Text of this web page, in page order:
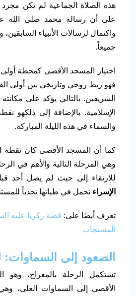
هذه الصلاة الجماعية لم تكن مجرد
على أن رسالة محمد صلى الله
واكتمال لرسالات الأنبياء السابقين،
جميعاً.
اختيار المسجد الأقصى كمحطة أولى
فهو ربط روحي وتاريخي بين أولى
الشريفين. بالتالي يؤكد على
الإسلامية. بالإضافة إلى ذلكهو
والسماء في هذه الليلة المباركة.
كما أن المسجد الأقصى كان نقطة
وهي المرحلة التالية والأهم في
للارتقاء إلى حيث لم يصل أحد
الإسراء تحمل في طياتها تحدياً
تعرف أيضًا على: قصة زكريا عليه
المستجاب
الصعود إلى السماوات:
تستكمل الرحلة بالمعراج، وهو
الأقصى إلى السماوات العلى، وهي